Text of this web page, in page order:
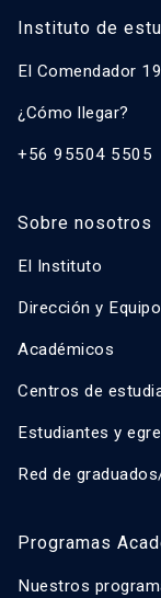
Instituto de
El Comendador
¿Cómo llegar?
+56 95504 5505
Sobre nosotros
El Instituto
Dirección y
Académicos
Centros de
Estudiantes y
Red de
Programas
Nuestros